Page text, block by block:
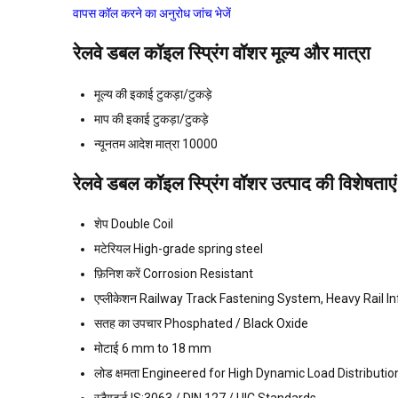
वापस कॉल करने का अनुरोधजांच भेजें
रेलवे डबल कॉइल स्प्रिंग वॉशर मूल्य और मात्रा
मूल्य की इकाईटुकड़ा/टुकड़े
माप की इकाईटुकड़ा/टुकड़े
न्यूनतम आदेश मात्रा 10000
रेलवे डबल कॉइल स्प्रिंग वॉशर उत्पाद की विशेषताएं
शेप Double Coil
मटेरियल High-grade spring steel
फ़िनिश करेंCorrosion Resistant
एप्लीकेशन Railway Track Fastening System, Heavy Rail
सतह का उपचार Phosphated / Black Oxide
मोटाई6 mm to 18 mm
लोड क्षमता Engineered for High Dynamic Load